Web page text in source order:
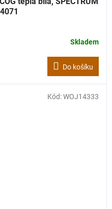
Skladem
Do košíku
Kód:WOJ14333